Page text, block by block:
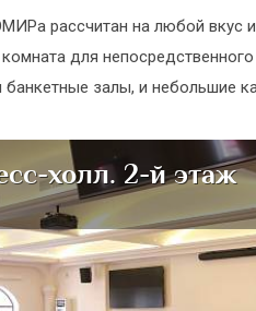
рассчитан на любой вкус
комната для
залы, и небольшие
холл. 2-й этаж